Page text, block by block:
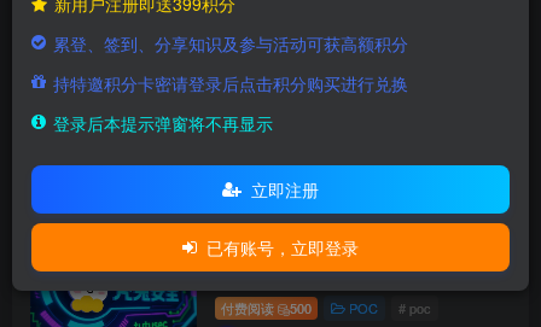
搜索[yakit插件 ]，共找到221个文章
log.php 任意文件写入
付费阅读 500 POC # poc
12个月前
【通用】弥特科技全流程追溯系统
geticp sqli
付费阅读 500 POC # poc
累登、签到、分享知识及参与活动可获高额积分
持特邀积分卡密请登录后点击积分购买进行兑换
登录后本提示弹窗将不再显示
立即注册
已有账号，立即登录